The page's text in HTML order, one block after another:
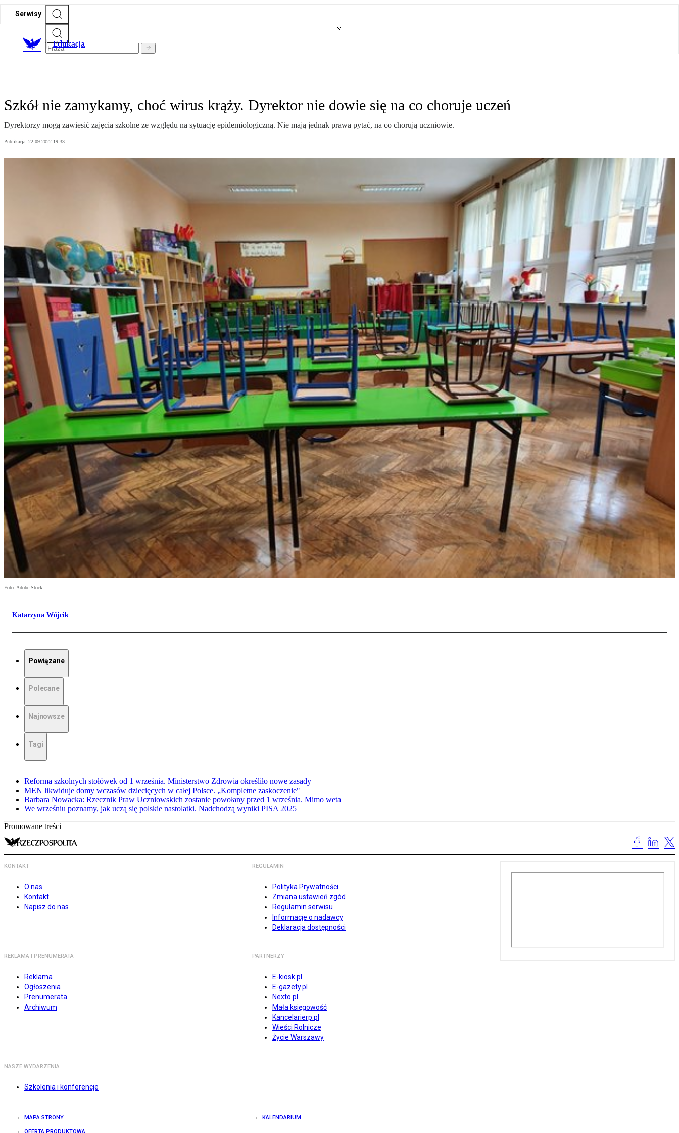
Serwisy
Edukacja
Szkół nie zamykamy, choć wirus krąży. Dyrektor nie dowie się na co choruje uczeń
Dyrektorzy mogą zawiesić zajęcia szkolne ze względu na sytuację epidemiologiczną. Nie mają jednak prawa pytać, na co chorują uczniowie.
Publikacja: 22.09.2022 19:33
Foto: Adobe Stock
Katarzyna Wójcik
Powiązane
Polecane
Najnowsze
Tagi
Reforma szkolnych stołówek od 1 września. Ministerstwo Zdrowia określiło nowe zasady
MEN likwiduje domy wczasów dziecięcych w całej Polsce. „Kompletne zaskoczenie"
Barbara Nowacka: Rzecznik Praw Uczniowskich zostanie powołany przed 1 września. Mimo weta
We wrześniu poznamy, jak uczą się polskie nastolatki. Nadchodzą wyniki PISA 2025
Promowane treści
KONTAKT
O nas
Kontakt
Napisz do nas
REGULAMIN
Polityka Prywatności
Zmiana ustawień zgód
Regulamin serwisu
Informacje o nadawcy
Deklaracja dostępności
REKLAMA I PRENUMERATA
Reklama
Ogłoszenia
Prenumerata
Archiwum
PARTNERZY
E-kiosk.pl
E-gazety.pl
Nexto.pl
Mała księgowość
Kancelarierp.pl
Wieści Rolnicze
Życie Warszawy
NASZE WYDARZENIA
Szkolenia i konferencje
MAPA STRONY KALENDARIUM